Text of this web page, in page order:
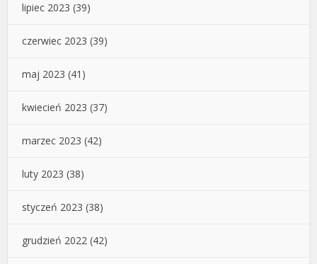
lipiec 2023 (39)
czerwiec 2023 (39)
maj 2023 (41)
kwiecień 2023 (37)
marzec 2023 (42)
luty 2023 (38)
styczeń 2023 (38)
grudzień 2022 (42)